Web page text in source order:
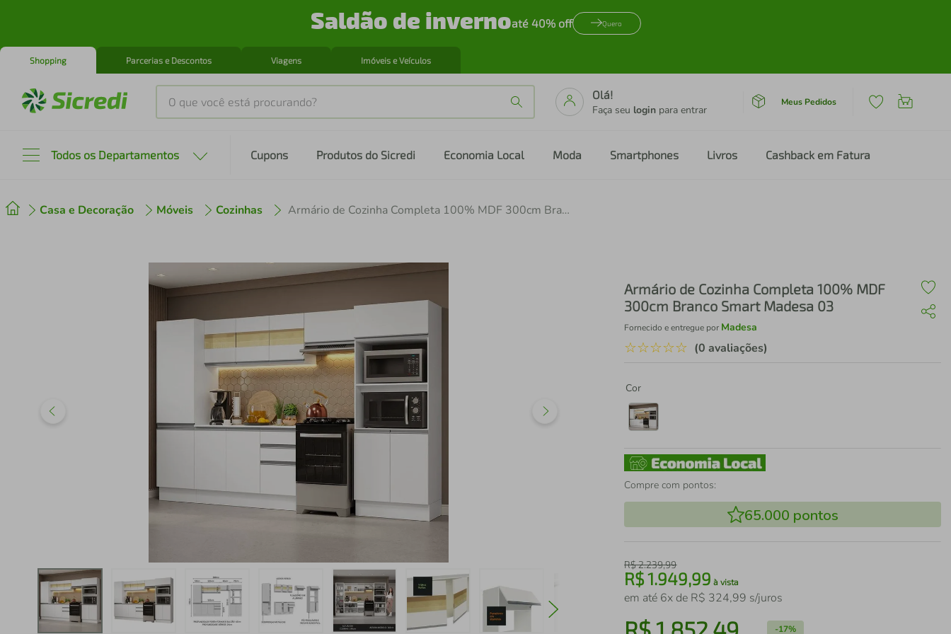
Saldão de invernoaté 40% off Quero
Shopping Parcerias e Descontos Viagens Imóveis e Veículos
O que você está procurando?
Olá!
Faça seu login para entrar
Meus Pedidos
Todos os Departamentos Cupons Produtos do Sicredi Economia Local Moda Smartphones Livros Cashback em Fatura
Casa e Decoração Móveis Cozinhas Armário de Cozinha Completa 100% MDF 300cm Branco Smart Madesa 03
Armário de Cozinha Completa 100% MDF
300cm Branco Smart Madesa 03
Fornecido e entregue por Madesa
☆☆☆☆☆ (0 avaliações)
Cor
Compre com pontos:
65.000 pontos
R$2.239,99
R$1.949,99 à vista
em até 6x de R$ 324,99 s/juros
-17%
º cafeteira
air fryer